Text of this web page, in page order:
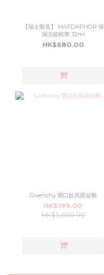
【瑞士製造】 MAEDAPHOR 保
濕活能精華 32ml
HK$680.00
Givenchy 開口趾高跟短靴
HK$199.00
HK$5,600.00